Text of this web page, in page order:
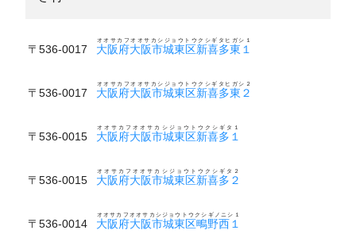
〒536-0017 大阪府大阪市城東区新喜多東１
オオサカフオオサカシジョウトウクシギタヒガシ１
〒536-0017 大阪府大阪市城東区新喜多東２
オオサカフオオサカシジョウトウクシギタヒガシ２
〒536-0015 大阪府大阪市城東区新喜多１
オオサカフオオサカシジョウトウクシギタ１
〒536-0015 大阪府大阪市城東区新喜多２
オオサカフオオサカシジョウトウクシギタ２
〒536-0014 大阪府大阪市城東区鴫野西１
オオサカフオオサカシジョウトウクシギノニシ１